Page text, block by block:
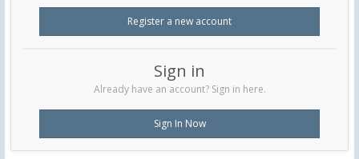
Register a new account
Sign in
Already have an account? Sign in here.
Sign In Now